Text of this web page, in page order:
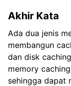
Akhir Kata
Ada dua jenis
membangun
dan disk
memory
sehingga dapat